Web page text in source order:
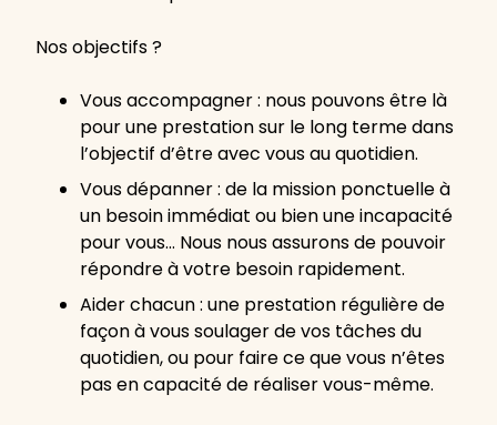
Nos objectifs ?
Vous accompagner : nous pouvons être là
pour une prestation sur le long terme dans
l’objectif d’être avec vous au quotidien.
Vous dépanner : de la mission ponctuelle à
un besoin immédiat ou bien une incapacité
pour vous… Nous nous assurons de pouvoir
répondre à votre besoin rapidement.
Aider chacun : une prestation régulière de
façon à vous soulager de vos tâches du
quotidien, ou pour faire ce que vous n’êtes
pas en capacité de réaliser vous-même.